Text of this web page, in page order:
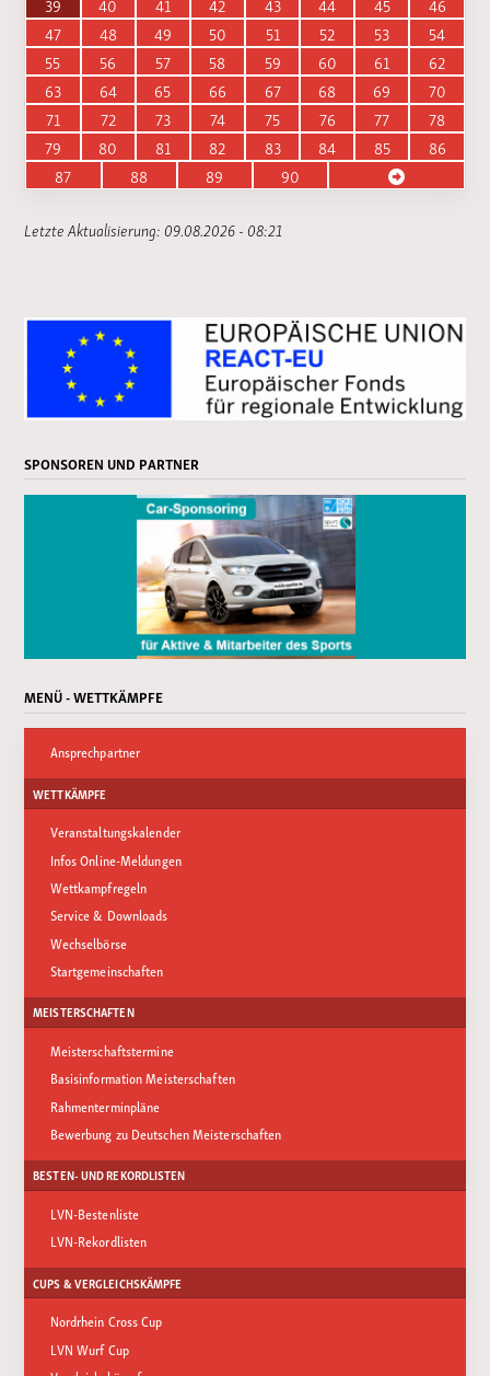
47
48 49 50 51 52 53
54
55
56 57 58 59 60 61
62
63
64 65 66 67 68 69
70
71
72 73 74 75 76 77
78
79
80 81 82 83 84 85
86
87
88 89 90
Letzte Aktualisierung: 09.08.2026 - 08:21
SPONSOREN UND PARTNER
MENÜ - WETTKÄMPFE
Ansprechpartner
WETTKÄMPFE
Veranstaltungskalender
Infos Online-Meldungen
Wettkampfregeln
Service & Downloads
Wechselbörse
Startgemeinschaften
MEISTERSCHAFTEN
Meisterschaftstermine
Basisinformation Meisterschaften
Rahmenterminpläne
Bewerbung zu Deutschen Meisterschaften
BESTEN- UND REKORDLISTEN
LVN-Bestenliste
LVN-Rekordlisten
CUPS & VERGLEICHSKÄMPFE
Nordrhein Cross Cup
LVN Wurf Cup